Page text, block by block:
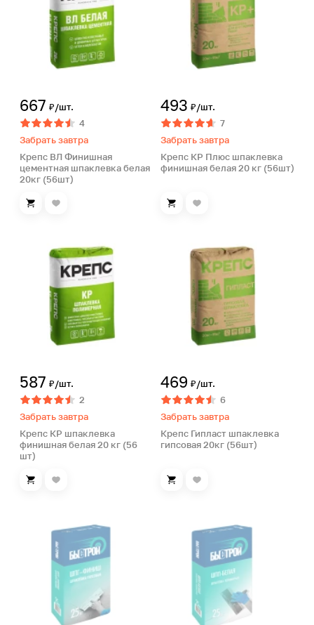
667 ₽/шт.
4
Забрать завтра
Крепс ВЛ Финишная
цементная шпаклевка белая
20кг (56шт)
493 ₽/шт.
7
Забрать завтра
Крепс КР Плюс шпаклевка
финишная белая 20 кг (56шт)
587 ₽/шт.
2
Забрать завтра
Крепс КР шпаклевка
финишная белая 20 кг (56
шт)
469 ₽/шт.
6
Забрать завтра
Крепс Гипласт шпаклевка
гипсовая 20кг (56шт)